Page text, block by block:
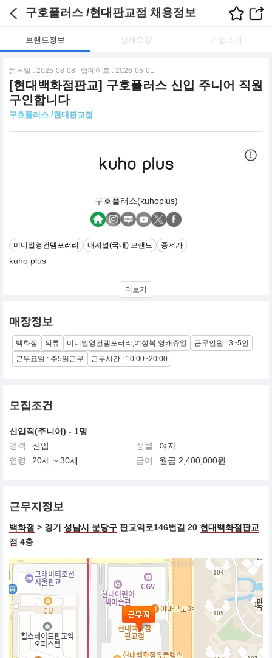
구호플러스 /현대판교점 채용정보
브랜드정보 상세요강 기업소개
등록일 : 2025-08-08 | 업데이트 : 2026-05-01
[현대백화점판교] 구호플러스 신입 주니어 직원
구인합니다
구호플러스 /현대판교점
구호플러스(kuhoplus)
미니멀영컨템포러리 내셔널(국내) 브랜드 중저가
kuho plus
구호플러스 (kuho plus) 는 컨템포러리 미니멀리즘에 매력적인 영
감성을 'plus' 하여 새롭고 감각적인 상품을 제안합니다. 클린하고 구
은 품질로 차별적 가치를 전달합니다.
더보기
매장정보
백화점 의류 미니멀영컨템포러리,여성복,영캐쥬얼
근무인원 : 3~5인
근무요일 : 주5일근무
근무시간 : 10:00~20:00
모집조건
신입직(주니어) - 1명
경력
신입 성별
여자
연령
20세 ~ 30세 급여 월급 2,400,000원
근무지정보
백화점 > 경기 성남시 분당구 판교역로146번길 20 현대백화점판교
점 4층